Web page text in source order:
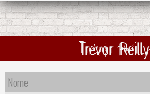
Trevor Reilly
Nome